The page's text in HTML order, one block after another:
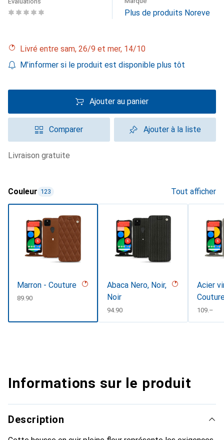
Plus de produits Noreve
Livré entre sam, 26/9 et mer, 14/10
M'informer si le produit est disponible plus tôt
Ajouter au panier
Comparer Ajouter à la liste
livraison gratuite
Couleur 123 Tout afficher
Marron - Couture
CHF
89.90
Abaca Nero, Noir,
Noir
CHF
94.90
Acier
CHF
109.–
Informations sur le produit
Description